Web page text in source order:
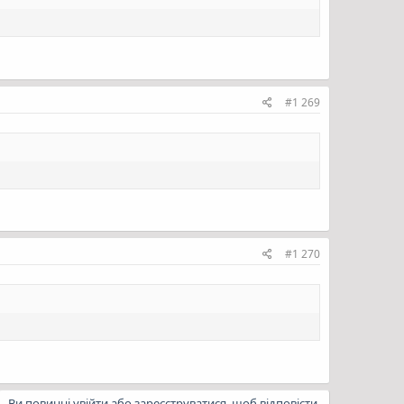
#1 269
#1 270